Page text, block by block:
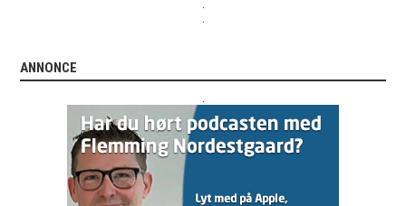
ANNONCE